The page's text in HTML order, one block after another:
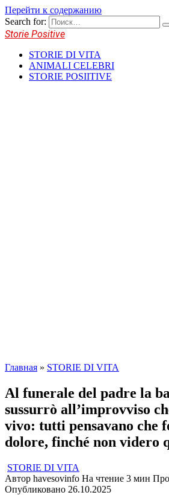
Перейти к содержанию
Search for:
Storie Positive
STORIE DI VITA
ANIMALI CELEBRI
STORIE POSIITIVE
Главная » STORIE DI VITA
Al funerale del padre la
sussurrò all’improvviso
vivo: tutti pensavano che
dolore, finché non videro
STORIE DI VITA
Автор havesovinfo На чтение 3 мин
Опубликовано 26.10.2025